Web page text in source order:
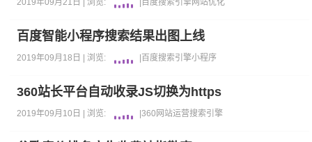
2019年09月21日 | 浏览: 百度搜索引擎 网站优化
百度智能小程序搜索结果出图上线
2019年09月18日 | 浏览: 百度搜索引擎小程序
360站长平台自动收录JS切换为https
2019年09月10日 | 浏览: |360 网站运营搜索引擎